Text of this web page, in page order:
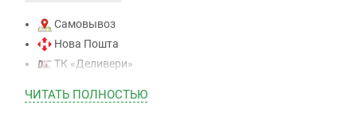
Самовывоз
Нова Пошта
ТК «Деливери»
ТК “Justin”
ЧИТАТЬ ПОЛНОСТЬЮ